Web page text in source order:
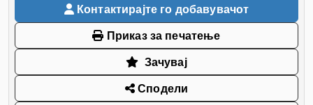
Контактирајте го добавувачот
Приказ за печатење
Зачувај
Сподели